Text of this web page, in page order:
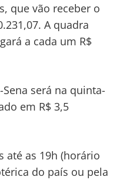
que vão receber o
A quadra
a cada um R$
será na quinta-
em R$ 3,5
até as 19h (horário
do país ou pela